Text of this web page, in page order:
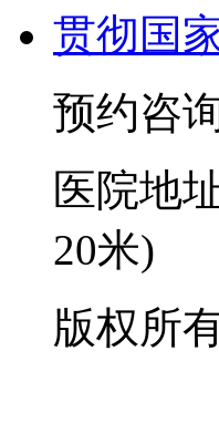
贯彻国
预约咨
医院地
20米)
版权所